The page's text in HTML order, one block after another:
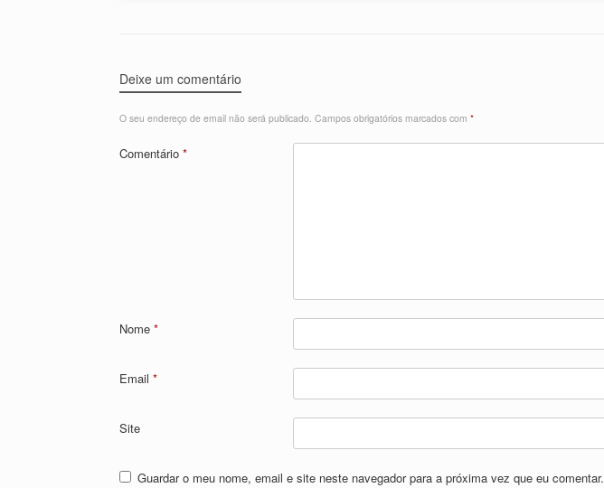
Deixe um comentário
O seu endereço de email não será publicado. Campos obrigatórios marcados com *
Comentário *
Nome *
Email *
Site
Guardar o meu nome, email e site neste navegador para a próxima vez que eu comentar.